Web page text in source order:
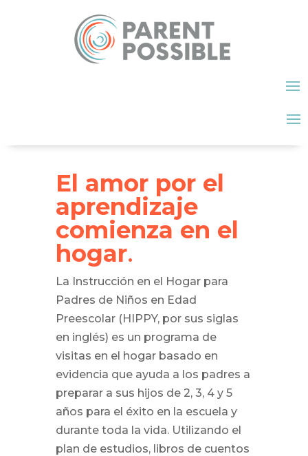
El amor por el
aprendizaje
comienza en el
hogar.
La Instrucción en el Hogar para
Padres de Niños en Edad
Preescolar (HIPPY, por sus siglas
en inglés) es un programa de
visitas en el hogar basado en
evidencia que ayuda a los padres a
preparar a sus hijos de 2, 3, 4 y 5
años para el éxito en la escuela y
durante toda la vida. Utilizando el
plan de estudios, libros de cuentos